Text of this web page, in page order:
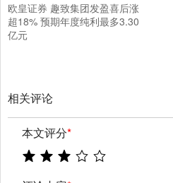
欧皇证券 趣致集团发盈喜后涨
超18% 预期年度纯利最多3.30
亿元
相关评论
本文评分*